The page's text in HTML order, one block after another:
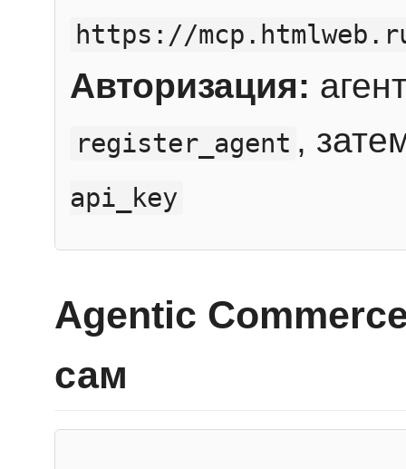
https://
Авторизация:
register_agent ,
api_key
Agentic
сам